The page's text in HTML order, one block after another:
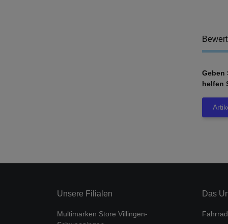
Geben
helfen
Unsere Filialen
Multimarken Store Villingen-
Das